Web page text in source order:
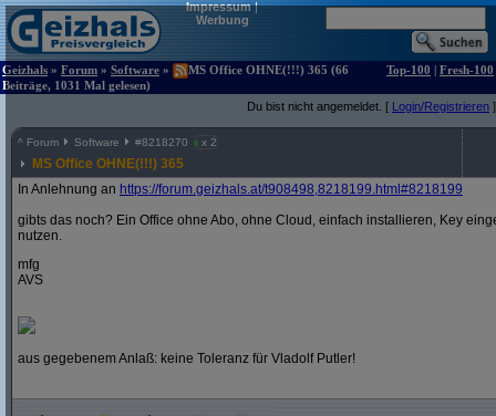
Impressum|
Werbung
Geizhals » Forum » Software »
MS Office OHNE(!!!) 365 (66
Beiträge, 1031 Mal gelesen)
Top-100 | Fresh-100
Du bist nicht angemeldet. [ Login/Registrieren ]
^ Forum Software #8218270 x 2
MS Office OHNE(!!!) 365
In Anlehnung an https://forum.geizhals.at/t908498,8218199.html#8218199
gibts das noch? Ein Office ohne Abo, ohne Cloud, einfach installieren, Key
nutzen.
mfg
AVS
aus gegebenem Anlaß: keine Toleranz für Vladolf Putler!